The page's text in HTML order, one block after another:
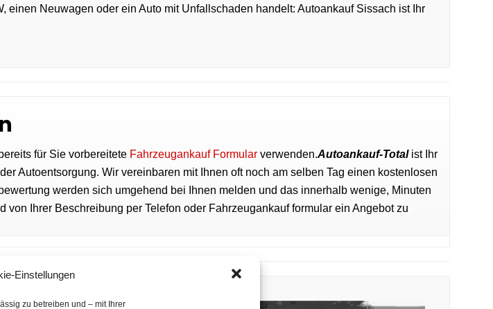
Einstellungen
zu betreiben und – mit Ihrer
Neuwagen oder ein Auto mit Unfallschaden handelt: Autoankauf Sissach ist Ihr
für Sie vorbereitete Fahrzeugankauf Formular verwenden.Autoankauf-Totalist Ihr
Autoentsorgung. Wir vereinbaren mit Ihnen oft noch am selben Tag einen kostenlosen
werden sich umgehend bei Ihnen melden und das innerhalb wenige, Minuten
Ihrer Beschreibung per Telefon oder Fahrzeugankauf formular ein Angebot zu